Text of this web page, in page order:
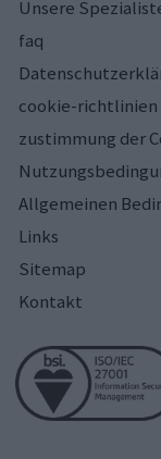
Unsere
faq
cookie-richtlinien
zustimmung der
Allgemeinen
Links
Sitemap
Kontakt